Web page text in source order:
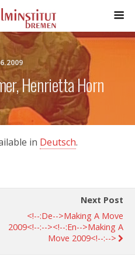
Henrietta Horn
in Deutsch.
Next Post
<!--:de-->making A Move
2009<!--:--><!--:en-->making A
Move 2009<!--:-->